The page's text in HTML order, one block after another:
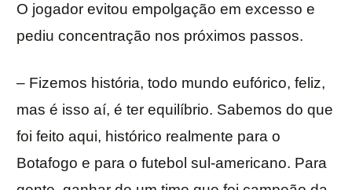
O jogador evitou empolgação em excesso e
pediu concentração nos próximos passos.
– Fizemos história, todo mundo eufórico, feliz,
mas é isso aí, é ter equilíbrio. Sabemos do que
foi feito aqui, histórico realmente para o
Botafogo e para o futebol sul-americano. Para